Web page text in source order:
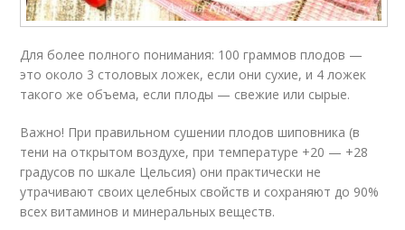
Для более полного понимания: 100 граммов плодов —
это около 3 столовых ложек, если они сухие, и 4 ложек
такого же объема, если плоды — свежие или сырые.
Важно! При правильном сушении плодов шиповника (в
тени на открытом воздухе, при температуре +20 — +28
градусов по шкале Цельсия) они практически не
утрачивают своих целебных свойств и сохраняют до 90%
всех витаминов и минеральных веществ.